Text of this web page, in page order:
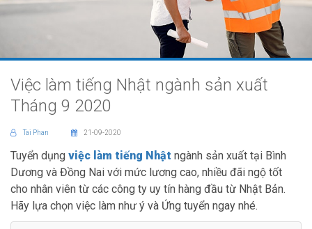
Việc làm tiếng Nhật ngành sản xuất
Tháng 9 2020
Tai Phan 21-09-2020
Tuyển dụng việc làm tiếng Nhật ngành sản xuất tại Bình
Dương và Đồng Nai với mức lương cao, nhiều đãi ngộ tốt
cho nhân viên từ các công ty uy tín hàng đầu từ Nhật Bản.
Hãy lựa chọn việc làm như ý và Ứng tuyển ngay nhé.